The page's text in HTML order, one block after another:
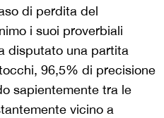
di perdita del
i suoi proverbiali
disputato una partita
96,5% di precisione
sapientemente tra le
vicino a